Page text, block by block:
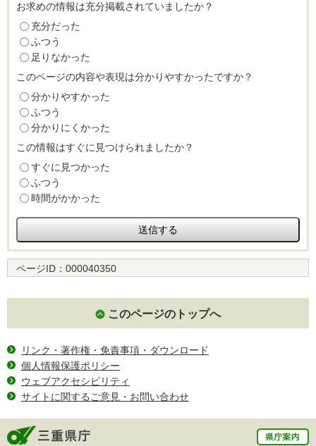
お求めの情報は充分掲載されていましたか？
充分だった
ふつう
足りなかった
このページの内容や表現は分かりやすかったですか？
分かりやすかった
ふつう
分かりにくかった
この情報はすぐに見つけられましたか？
すぐに見つかった
ふつう
時間がかかった
ページID： 000040350
このページのトップへ
リンク・著作権・免責事項・ダウンロード
個人情報保護ポリシー
ウェブアクセシビリティ
サイトに関するご意見・お問い合わせ